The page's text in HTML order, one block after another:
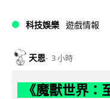
科技娛樂 遊戲情報
天恩 3 小時
《魔獸世界：